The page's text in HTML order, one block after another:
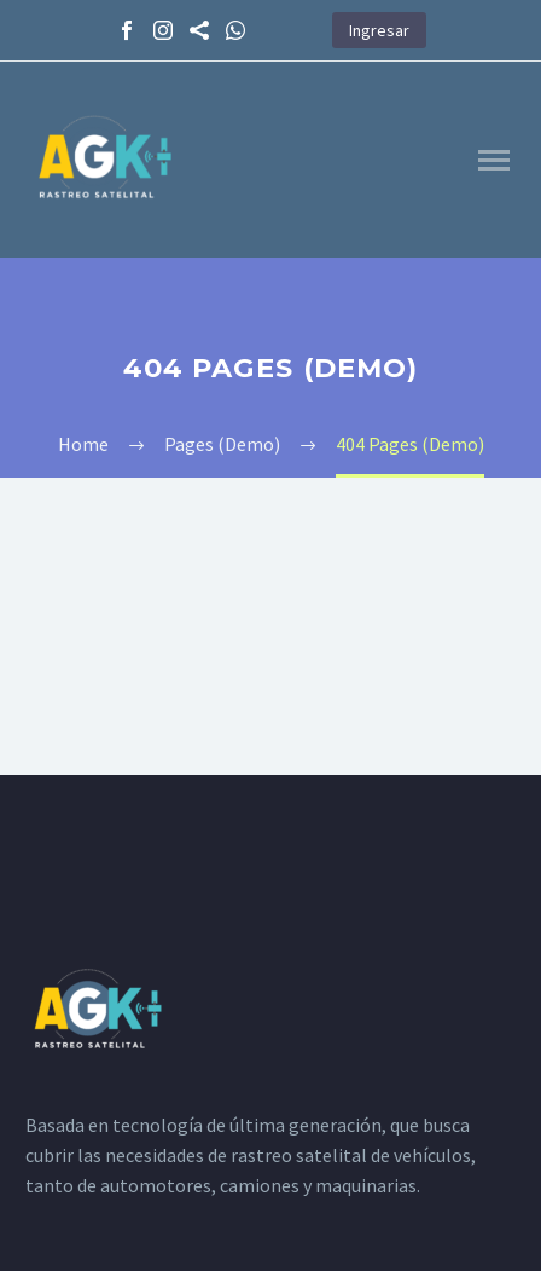
Ingresar
404 PAGES (DEMO)
Home Pages (Demo) 404 Pages (Demo)
Basada en tecnología de última generación, que busca
cubrir las necesidades de rastreo satelital de vehículos,
tanto de automotores, camiones y maquinarias.